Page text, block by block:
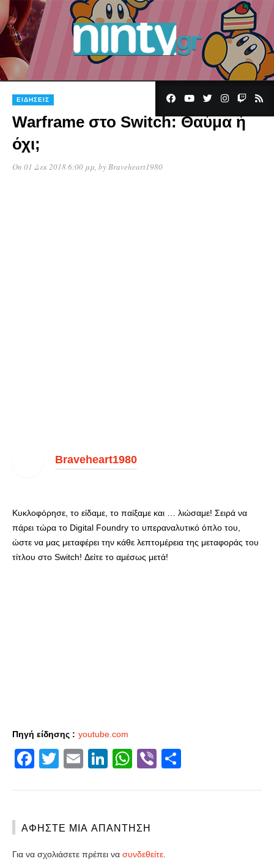
ΕΙΔΉΣΕΙΣ
Warframe στο Switch: Θαύμα ή
όχι;
On 01 Δεκ 2018 6:00 μμ , by Braveheart1980
Braveheart1980
Κυκλοφόρησε, το είδαμε, το παίξαμε και … λιώσαμε! Σειρά να
πάρει τώρα το Digital Foundry το υπεραναλυτικό όπλο του,
ώστε να μας μεταφέρει την κάθε λεπτομέρεια της μεταφοράς του
τίτλου στο Switch! Δείτε το αμέσως μετά!
Πηγή είδησης : youtube.com
Facebook
Twitter
EmailLinkedIn
WhatsApp
Viber
ΑΦΉΣΤΕ ΜΙΑ ΑΠΆΝΤΗΣΗ
Για να σχολιάσετε πρέπει να συνδεθείτε